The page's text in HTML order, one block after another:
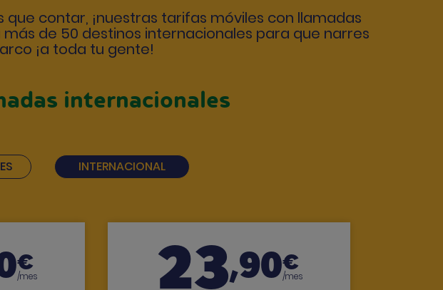
contar, ¡nuestras tarifas móviles con llamadas
más de 50 destinos internacionales para que narres
¡a toda tu gente!
internacionales
INTERNACIONAL
€
/mes 23,90€
/mes